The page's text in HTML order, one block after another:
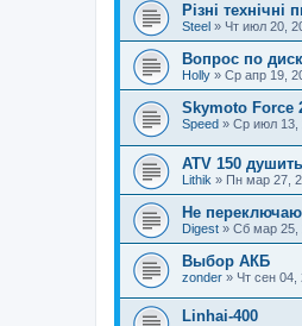
Різні
Steel » Чт июл 20,
Вопрос по
Holly » Ср апр 19,
Skymoto Force
Speed » Ср июл 13,
ATV 150
Lithik » Пн мар 27,
Не
Digest » Сб мар 25,
Выбор АКБ
zonder » Чт сен 04,
Linhai-400